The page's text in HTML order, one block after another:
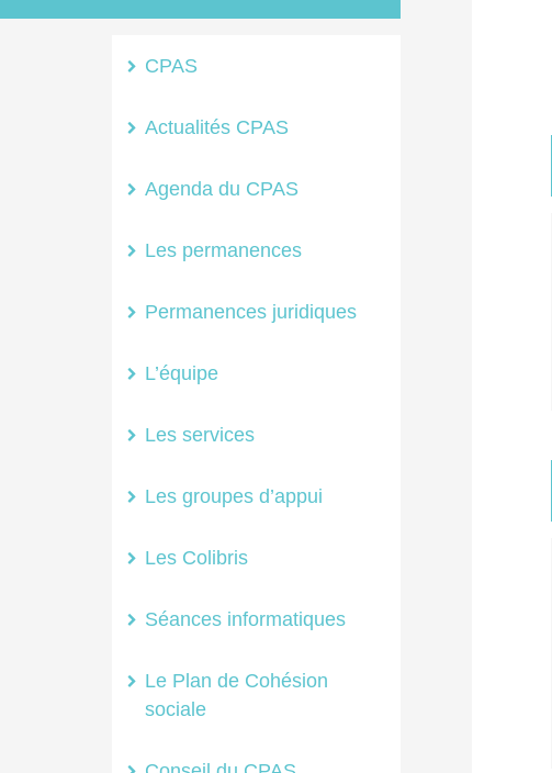
CPAS
Actualités CPAS
Agenda du CPAS
Les permanences
Permanences juridiques
L’équipe
Les services
Les groupes d’appui
Les Colibris
Séances informatiques
Le Plan de Cohésion
sociale